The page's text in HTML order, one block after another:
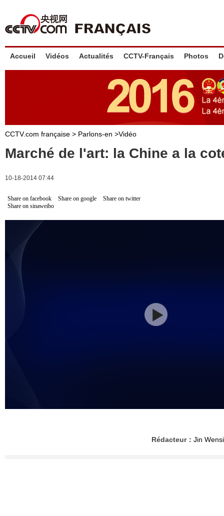
Accueil Vidéos Actualités CCTV-Français Photos
CCTV.com française > Parlons-en >Vidéo
Marché de l'art: la Chine a la
10-18-2014 07:44
Share on facebook Share on google
Share on twitter
Share on sinaweibo
Rédacteur： Jin Wensi